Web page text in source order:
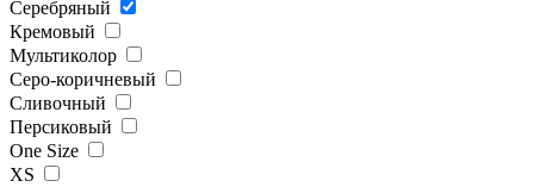
Серебряный
Кремовый
Мультиколор
Серо-коричневый
Сливочный
Персиковый
One Size
XS